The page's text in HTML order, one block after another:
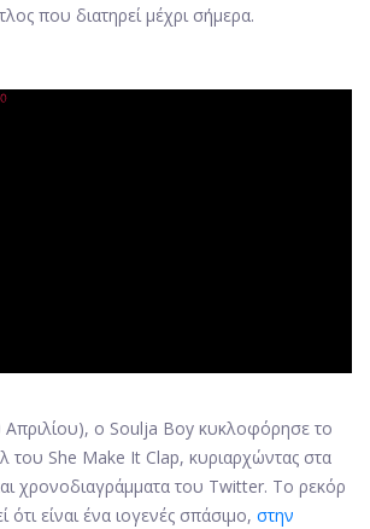
που διατηρεί μέχρι σήμερα.
ο Soulja Boy κυκλοφόρησε το
του She Make It Clap, κυριαρχώντας στα
χρονοδιαγράμματα του Twitter. Το ρεκόρ
ότι είναι ένα ιογενές σπάσιμο, στην